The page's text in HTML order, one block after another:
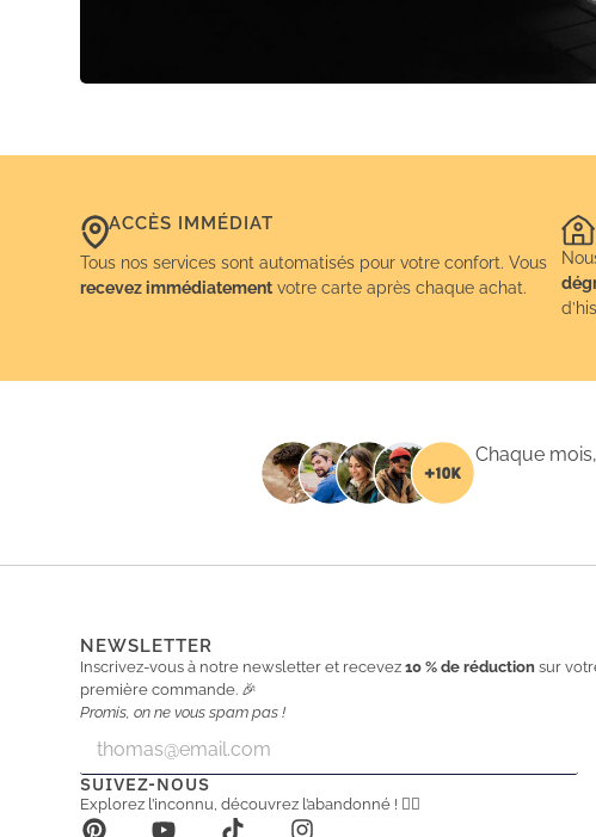
ACCÈS IMMÉDIAT
Tous nos services sont automatisés pour votre confort. Vous
recevez immédiatement votre carte après chaque achat.
Chaque
NEWSLETTER
Inscrivez-vous à notre newsletter et recevez10 % de réduction sur
première commande. 🎉
Promis, on ne vous spam pas !
a
i
l
a
i
l
SUIVEZ-NOUS
Explorez l’inconnu, découvrez l’abandonné ! 🕵️‍♂️